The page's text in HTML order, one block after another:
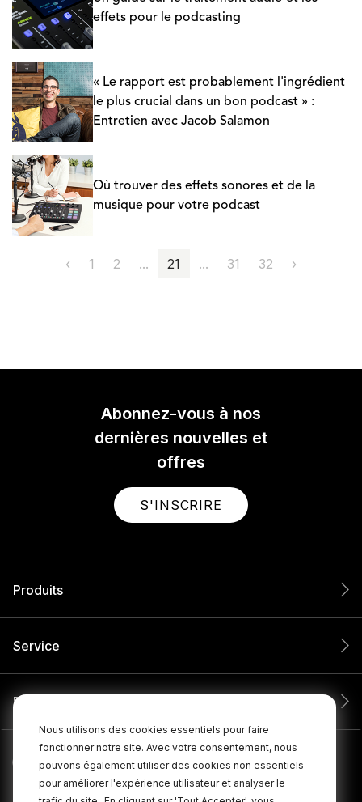
Nous utilisons des cookies essentiels pour faire
fonctionner notre site. Avec votre consentement, nous
pouvons également utiliser des cookies non essentiels
pour améliorer l'expérience utilisateur et analyser le
effets pour le podcasting
« Le rapport est probablement l'ingrédient
le plus crucial dans un bon podcast » :
Entretien avec Jacob Salamon
Où trouver des effets sonores et de la
musique pour votre podcast
‹ 1 2 ... 21 ... 31 32 ›
Abonnez-vous à nos
dernières nouvelles et
offres
S'INSCRIRE
Produits
Service
Entreprise